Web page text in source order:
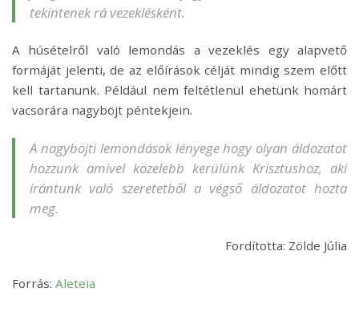
tekintenek rá vezeklésként.
A húsételről való lemondás a vezeklés egy alapvető
formáját jelenti, de az előírások célját mindig szem előtt
kell tartanunk. Például nem feltétlenül ehetünk homárt
vacsorára nagyböjt péntekjein.
A nagyböjti lemondások lényege hogy olyan áldozatot
hozzunk amivel közelebb kerülünk Krisztushoz, aki
irántunk való szeretetből a végső áldozatot hozta
meg.
Fordította: Zölde Júlia
Forrás: Aleteia